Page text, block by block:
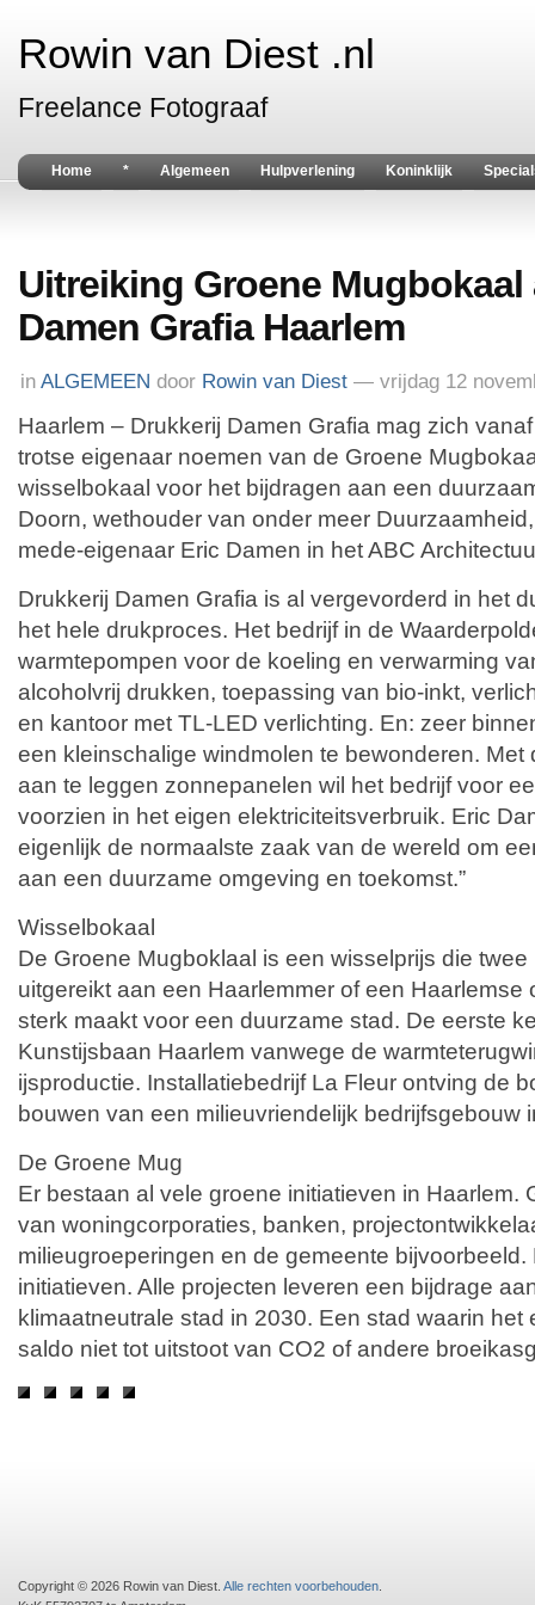
Rowin van Diest .nl
Freelance Fotograaf
Home * Algemeen Hulpverlening Koninklijk
Uitreiking Groene
Damen Grafia Haarlem
in ALGEMEEN door Rowin van Diest — vrijdag 12
Haarlem – Drukkerij Damen Grafia mag zich
trotse eigenaar noemen van de Groene
wisselbokaal voor het bijdragen aan een
Doorn, wethouder van onder meer
mede-eigenaar Eric Damen in het ABC
Drukkerij Damen Grafia is al vergevorderd in het
het hele drukproces. Het bedrijf in de
warmtepompen voor de koeling en verwarming
alcoholvrij drukken, toepassing van bio-inkt,
en kantoor met TL-LED verlichting. En: zeer
een kleinschalige windmolen te bewonderen. Met
aan te leggen zonnepanelen wil het bedrijf voor
voorzien in het eigen elektriciteitsverbruik. Eric
eigenlijk de normaalste zaak van de wereld om
aan een duurzame omgeving en toekomst.”
Wisselbokaal
De Groene Mugboklaal is een wisselprijs die
uitgereikt aan een Haarlemmer of een Haarlemse
sterk maakt voor een duurzame stad. De eerste
Kunstijsbaan Haarlem vanwege de
ijsproductie. Installatiebedrijf La Fleur ontving de
bouwen van een milieuvriendelijk bedrijfsgebouw
De Groene Mug
Er bestaan al vele groene initiatieven in Haarlem.
van woningcorporaties, banken,
milieugroeperingen en de gemeente
initiatieven. Alle projecten leveren een bijdrage
klimaatneutrale stad in 2030. Een stad waarin het
saldo niet tot uitstoot van CO2 of andere
Copyright © 2026 Rowin van Diest. Alle rechten voorbehouden